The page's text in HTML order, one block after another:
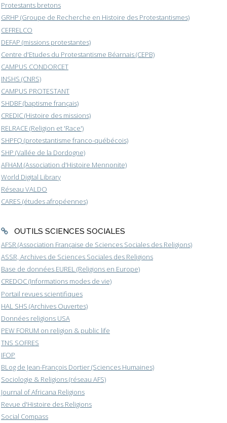
Protestants bretons
GRHP (Groupe de Recherche en Histoire des Protestantismes)
CEFRELCO
DEFAP (missions protestantes)
Centre d'Etudes du Protestantisme Béarnais (CEPB)
CAMPUS CONDORCET
INSHS (CNRS)
CAMPUS PROTESTANT
SHDBF (baptisme français)
CREDIC (Histoire des missions)
RELRACE (Religion et 'Race')
SHPFQ (protestantisme franco-québécois)
SHP (Vallée de la Dordogne)
AFHAM (Association d'Histoire Mennonite)
World Digital Library
Réseau VALDO
CARES (études afropéennes)
OUTILS SCIENCES SOCIALES
AFSR (Association Française de Sciences Sociales des Religions)
ASSR, Archives de Sciences Sociales des Religions
Base de données EUREL (Religions en Europe)
CREDOC (Informations modes de vie)
Portail revues scientifiques
HAL SHS (Archives Ouvertes)
Données religions USA
PEW FORUM on religion & public life
TNS SOFRES
IFOP
BLog de Jean-François Dortier (Sciences Humaines)
Sociologie & Religions (réseau AFS)
Journal of Africana Religions
Revue d'Histoire des Religions
Social Compass